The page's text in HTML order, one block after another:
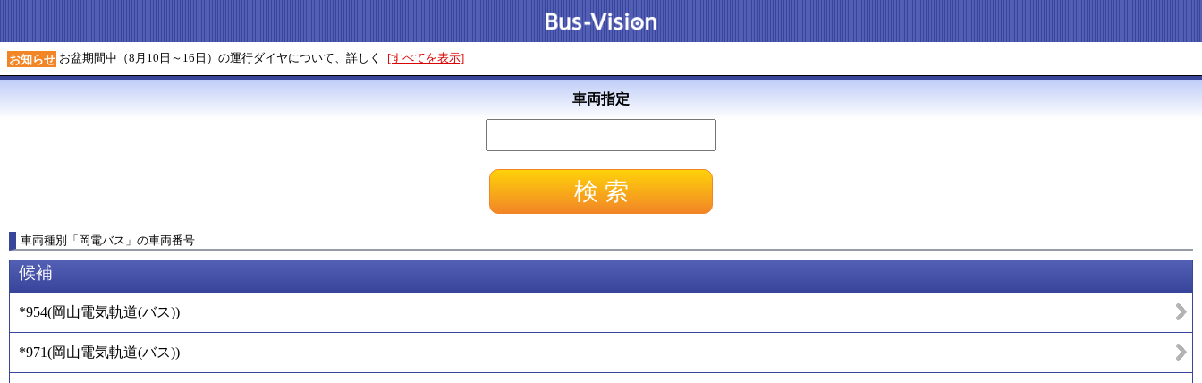
お知らせ お盆期間中（8月10日～16日）の運行ダイヤについて、詳しく [すべてを表示]
車両指定
車両種別 「岡電バス 」 の車両番号
候補
*954(岡山電気軌道(バス))
*971(岡山電気軌道(バス))